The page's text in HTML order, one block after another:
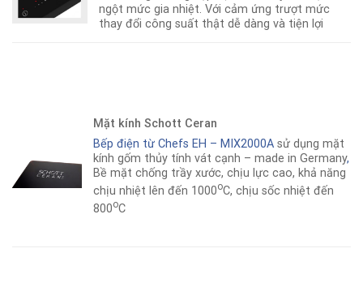
ngột mức gia nhiệt. Với cảm ứng trượt mức
thay đổi công suất thật dễ dàng và tiện lợi
Mặt kính Schott Ceran
Bếp điện từ Chefs EH – MIX2000A sử dụng mặt
kính gốm thủy tính vát cạnh – made in Germany,
Bề mặt chống trầy xước, chịu lực cao, khả năng
chịu nhiệt lên đến 1000oC, chịu sốc nhiệt đến
800oC